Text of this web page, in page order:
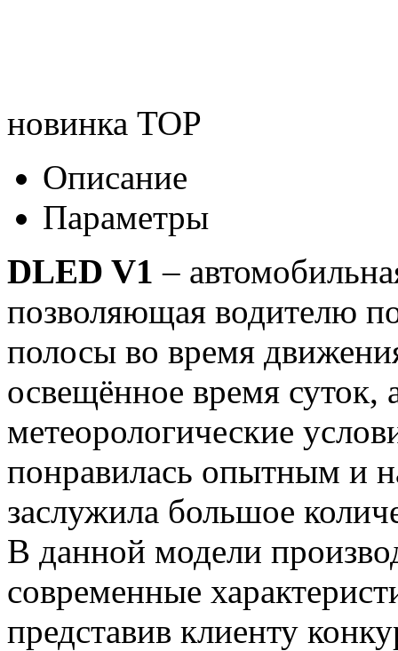
новинка TOP
Описание
Параметры
DLED V1 –
позволяющая водителю
полосы во время
освещённое время суток,
метеорологические
понравилась опытным и
заслужила большое
В данной модели
современные
представив клиенту